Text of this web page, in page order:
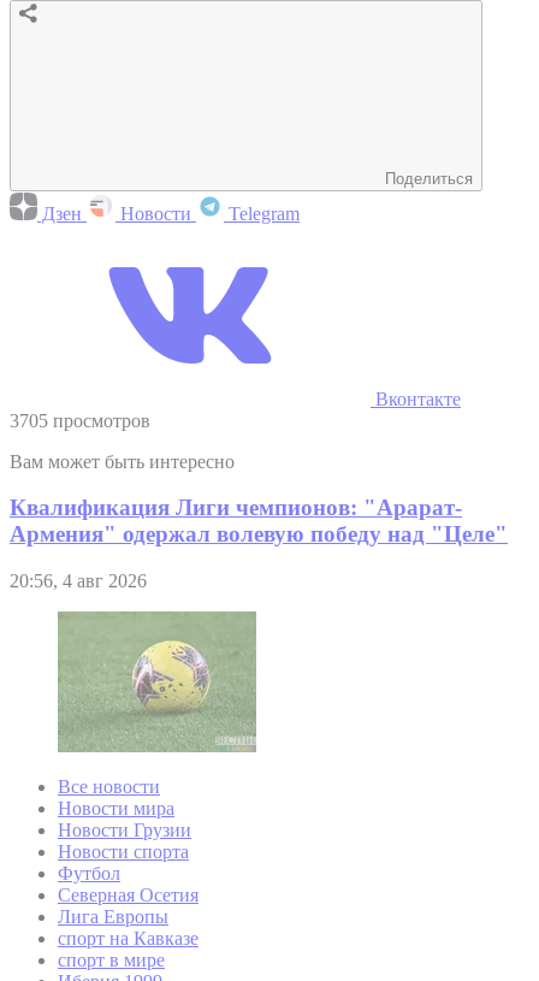
Поделиться
Дзен Новости Telegram
Вконтакте
3705 просмотров
Вам может быть интересно
Квалификация Лиги чемпионов: "Арарат-
Армения" одержал волевую победу над "Целе"
20:56, 4 авг 2026
Все новости
Новости мира
Новости Грузии
Новости спорта
Футбол
Северная Осетия
Лига Европы
спорт на Кавказе
спорт в мире